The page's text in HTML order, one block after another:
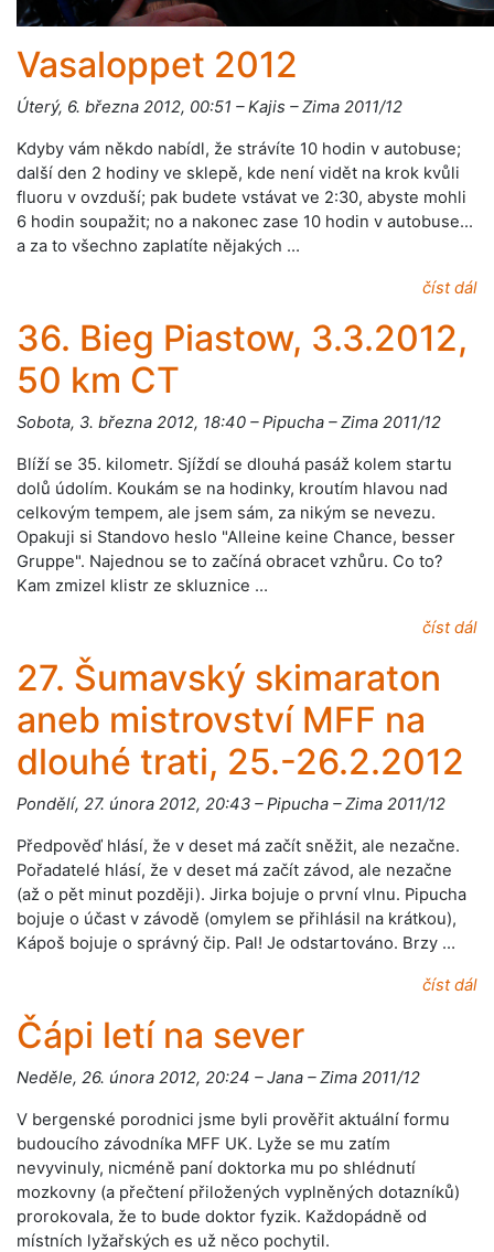
Vasaloppet 2012
Úterý, 6. března 2012, 00:51 – Kajis – Zima 2011/12
Kdyby vám někdo nabídl, že strávíte 10 hodin v autobuse;
další den 2 hodiny ve sklepě, kde není vidět na krok kvůli
fluoru v ovzduší; pak budete vstávat ve 2:30, abyste mohli
6 hodin soupažit; no a nakonec zase 10 hodin v autobuse...
a za to všechno zaplatíte nějakých …
číst dál
36. Bieg Piastow, 3.3.2012,
50 km CT
Sobota, 3. března 2012, 18:40 – Pipucha – Zima 2011/12
Blíží se 35. kilometr. Sjíždí se dlouhá pasáž kolem startu
dolů údolím. Koukám se na hodinky, kroutím hlavou nad
celkovým tempem, ale jsem sám, za nikým se nevezu.
Opakuji si Standovo heslo "Alleine keine Chance, besser
Gruppe". Najednou se to začíná obracet vzhůru. Co to?
Kam zmizel klistr ze skluznice …
číst dál
27. Šumavský skimaraton
aneb mistrovství MFF na
dlouhé trati, 25.-26.2.2012
Pondělí, 27. února 2012, 20:43 – Pipucha – Zima 2011/12
Předpověď hlásí, že v deset má začít sněžit, ale nezačne.
Pořadatelé hlásí, že v deset má začít závod, ale nezačne
(až o pět minut později). Jirka bojuje o první vlnu. Pipucha
bojuje o účast v závodě (omylem se přihlásil na krátkou),
Kápoš bojuje o správný čip. Pal! Je odstartováno. Brzy …
číst dál
Čápi letí na sever
Neděle, 26. února 2012, 20:24 – Jana – Zima 2011/12
V bergenské porodnici jsme byli prověřit aktuální formu
budoucího závodníka MFF UK. Lyže se mu zatím
nevyvinuly, nicméně paní doktorka mu po shlédnutí
mozkovny (a přečtení přiložených vyplněných dotazníků)
prorokovala, že to bude doktor fyzik. Každopádně od
místních lyžařských es už něco pochytil.